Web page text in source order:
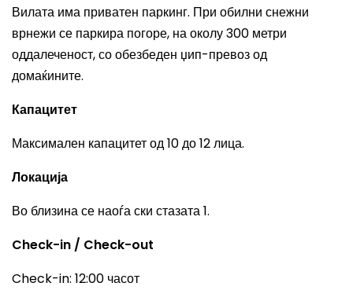
Вилата има приватен паркинг. При обилни снежни
врнежи се паркира погоре, на околу 300 метри
оддалеченост, со обезбеден џип-превоз од
домаќините.
Капацитет
Максимален капацитет од 10 до 12 лица.
Локација
Во близина се наоѓа ски стазата 1.
Check-in / Check-out
Check-in: 12:00 часот